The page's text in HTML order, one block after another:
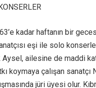
kadar haftanın bir
eşi ile solo
Aysel, ailesine de maddi
koymaya çalışan
jüri üyesi olur.